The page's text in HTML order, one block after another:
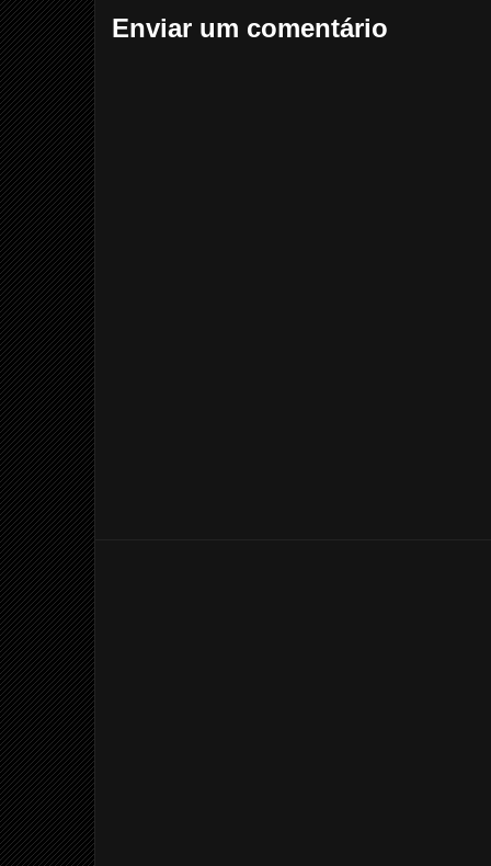
Enviar um comentário